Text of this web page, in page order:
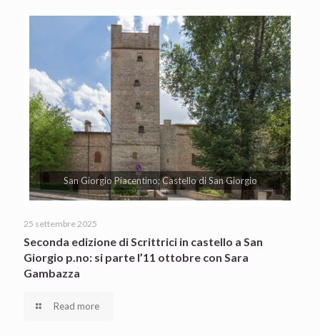
San Giorgio Piacentino; Castello di San Giorgio
25 settembre 2025
Seconda edizione di Scrittrici in castello a San
Giorgio p.no: si parte l’11 ottobre con Sara
Gambazza
Read more